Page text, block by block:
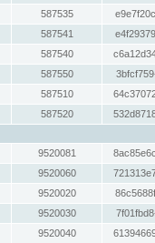
587535
587541
587540
587550
587510
587520
9520081
9520060
9520020
9520030
9520040